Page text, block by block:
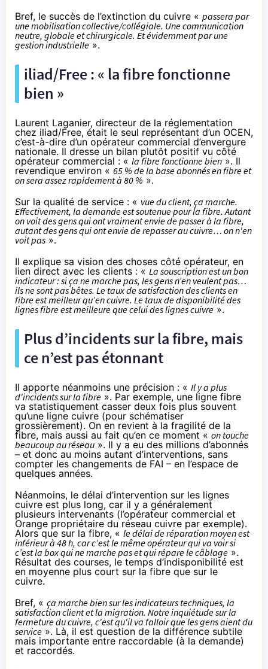
Bref, le succès de l’extinction du cuivre « passera par
une mobilisation collective/collégiale. Une communication
neutre, globale et chirurgicale. Et évidemment par une
gestion industrielle ».
iliad/Free : « la fibre fonctionne
bien »
Laurent Laganier, directeur de la réglementation
chez iliad/Free, était le seul représentant d’un OCEN,
c’est-à-dire d’un opérateur commercial d’envergure
nationale. Il dresse un bilan plutôt positif vu côté
opérateur commercial : « la fibre fonctionne bien ». Il
revendique environ « 65 % de la base abonnés en fibre et
on sera assez rapidement à 80 % ».
Sur la qualité de service : « vue du client, ça marche.
Effectivement, la demande est soutenue pour la fibre. Autant
on voit des gens qui ont vraiment envie de passer à la fibre,
autant des gens qui ont envie de repasser au cuivre… on n'en
voit pas ».
Il explique sa vision des choses côté opérateur, en
lien direct avec les clients : « La souscription est un bon
indicateur : si ça ne marche pas, les gens n’en veulent pas…
ils ne sont pas bêtes. Le taux de satisfaction des clients en
fibre est meilleur qu’en cuivre. Le taux de disponibilité des
lignes fibre est meilleure que celui des lignes cuivre ».
Plus d’incidents sur la fibre, mais
ce n’est pas étonnant
Il apporte néanmoins une précision : « Il y a plus
d'incidents sur la fibre ». Par exemple, une ligne fibre
va statistiquement casser deux fois plus souvent
qu’une ligne cuivre (pour schématiser
grossièrement). On en revient à la fragilité de la
fibre, mais aussi au fait qu’en ce moment « on touche
beaucoup au réseau ». Il y a eu des millions d’abonnés
– et donc au moins autant d’interventions, sans
compter les changements de FAI – en l’espace de
quelques années.
Néanmoins, le délai d’intervention sur les lignes
cuivre est plus long, car il y a généralement
plusieurs intervenants (l’opérateur commercial et
Orange propriétaire du réseau cuivre par exemple).
Alors que sur la fibre, « le délai de réparation moyen est
inférieur à 48 h, car c’est le même opérateur qui va voir si
c’est la box qui ne marche pas et qui répare le câblage ».
Résultat des courses, le temps d’indisponibilité est
en moyenne plus court sur la fibre que sur le
cuivre.
Bref, « ça marche bien sur les indicateurs techniques, la
satisfaction client et la migration. Notre inquiétude sur la
fermeture du cuivre, c'est qu'il va falloir que les gens aient du
service ». Là, il est question de la différence subtile
mais importante entre raccordable (à la demande)
et raccordés.